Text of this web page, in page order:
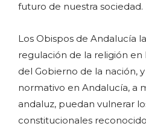
futuro de nuestra sociedad.
Los Obispos de Andalucía
regulación de la religión en
del Gobierno de la nación,
normativo en Andalucía, a
andaluz, puedan vulnerar
constitucionales